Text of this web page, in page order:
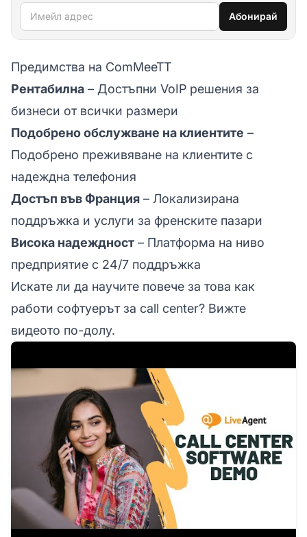
Имейл адрес Абонирай
Предимства на ComMeeTT
Рентабилна – Достъпни VoIP решения за
бизнеси от всички размери
Подобрено обслужване на клиентите –
Подобрено преживяване на клиентите с
надеждна телефония
Достъп във Франция – Локализирана
поддръжка и услуги за френските пазари
Висока надеждност – Платформа на ниво
предприятие с 24/7 поддръжка
Искате ли да научите повече за това как
работи софтуерът за call center? Вижте
видеото по-долу.